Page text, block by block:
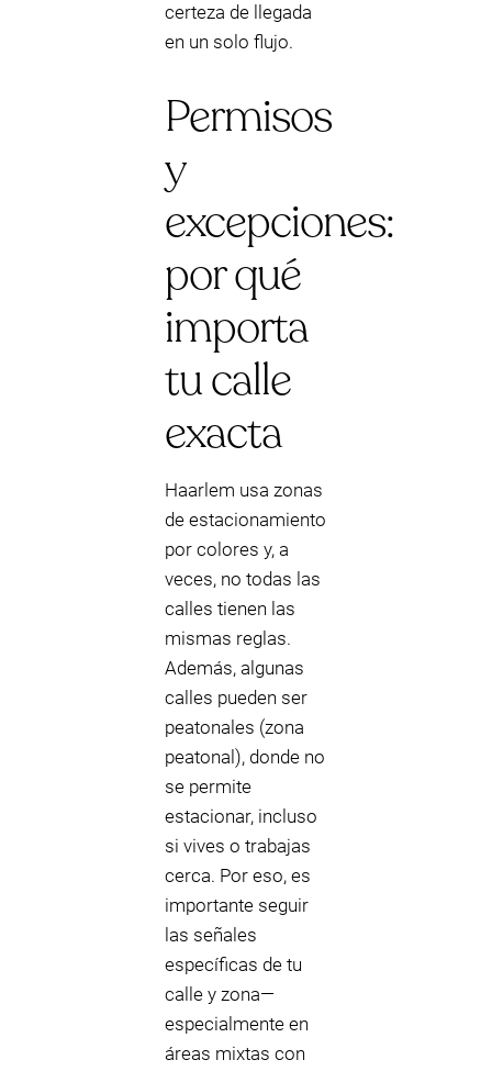
certeza de llegada
en un solo flujo.
Permisos
y
excepciones:
por qué
importa
tu calle
exacta
Haarlem usa zonas
de estacionamiento
por colores y, a
veces, no todas las
calles tienen las
mismas reglas.
Además, algunas
calles pueden ser
peatonales (zona
peatonal), donde no
se permite
estacionar, incluso
si vives o trabajas
cerca. Por eso, es
importante seguir
las señales
específicas de tu
calle y zona—
especialmente en
áreas mixtas con